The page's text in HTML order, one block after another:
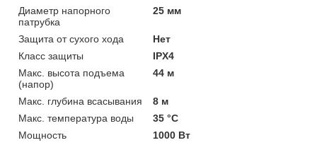
Диаметр напорного
патрубка
25 мм
Защита от сухого хода
Нет
Класс защиты
IPX4
Макс. высота подъема
(напор)
44 м
Макс. глубина всасывания
8 м
Макс. температура воды
35 °C
Мощность
1000 Вт